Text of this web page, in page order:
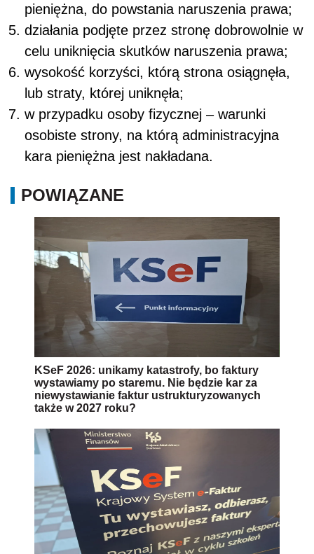
pieniężna, do powstania naruszenia prawa;
działania podjęte przez stronę dobrowolnie w
celu uniknięcia skutków naruszenia prawa;
wysokość korzyści, którą strona osiągnęła,
lub straty, której uniknęła;
w przypadku osoby fizycznej – warunki
osobiste strony, na którą administracyjna
kara pieniężna jest nakładana.
POWIĄZANE
KSeF 2026: unikamy katastrofy, bo faktury
wystawiamy po staremu. Nie będzie kar za
niewystawianie faktur ustrukturyzowanych
także w 2027 roku?